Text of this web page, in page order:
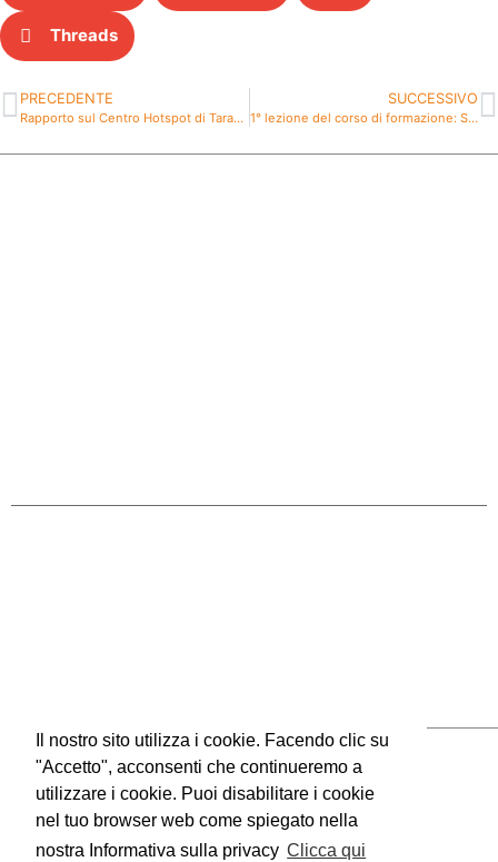
Il nostro sito utilizza i cookie. Facendo clic su
"Accetto", acconsenti che continueremo a
utilizzare i cookie. Puoi disabilitare i cookie
nel tuo browser web come spiegato nella
nostra Informativa sulla privacy Clicca qui
Threads
PRECEDENTE
Rapporto sul Centro Hotspot di Taranto
SUCCESSIVO
1° lezione del corso di formazione: Strumenti per l’accoglienza e l’inclusione di rifugiati e richiedenti asilo